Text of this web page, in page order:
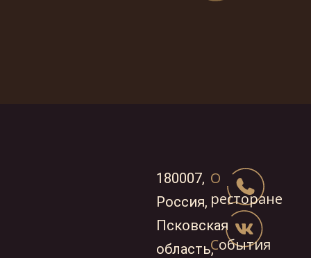
180007,
Россия,
Псковская
область,
О
ресторане
История
События